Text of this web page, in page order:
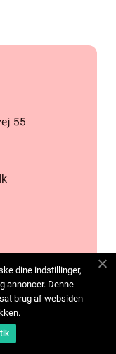
dine indstillinger,
annoncer. Denne
brug af websiden